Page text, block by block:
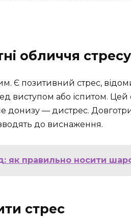
обличчя стресу
Є позитивний стрес,
виступом або іспитом. Цей
донизу — дистрес.
до виснаження.
як правильно носити
стрес